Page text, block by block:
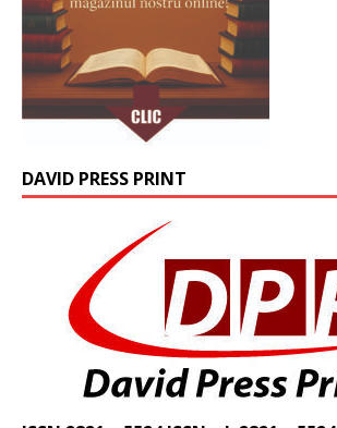
DAVID PRESS PRINT